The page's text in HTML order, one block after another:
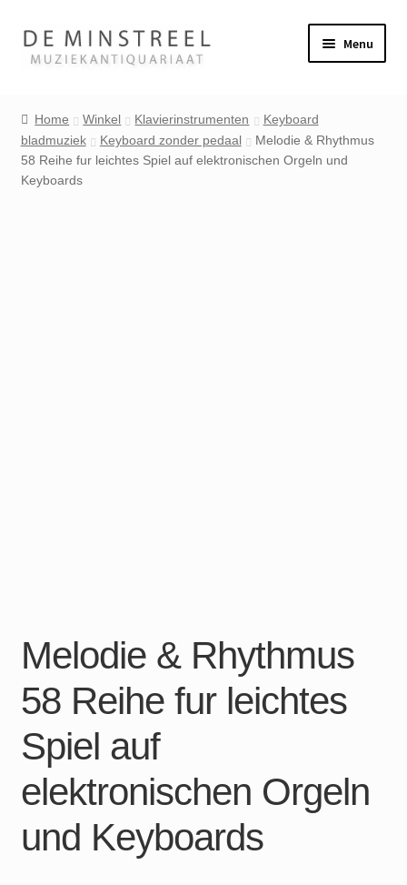
Ga
door
Ga
naar
Menu
Contact
Veel gestelde vragen
Home Winkel Klavierinstrumenten
Keyboard
bladmuziek
Keyboard zonder pedaal
Melodie & Rhythmus
58 Reihe fur leichtes Spiel auf elektronischen Orgeln und
Keyboards
Melodie & Rhythmus
58 Reihe fur leichtes
Spiel auf
elektronischen Orgeln
und Keyboards